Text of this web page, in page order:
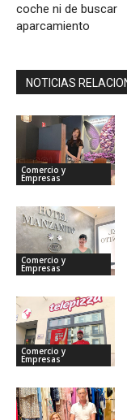
coche ni de buscar
aparcamiento
NOTICIAS
Comercio y
Empresas
Comercio y
Empresas
Comercio y
Empresas